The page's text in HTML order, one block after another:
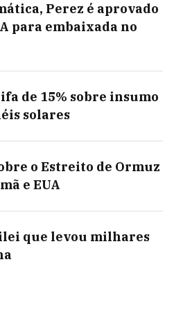
Perez é aprovado
para embaixada no
de 15% sobre insumo
solares
o Estreito de Ormuz
e EUA
que levou milhares